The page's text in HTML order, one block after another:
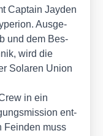
Cap­tain Jay­den
Aus­ge­
und dem Bes­
wird die
Sola­ren Uni­on
in ein
ent­
Fein­den muss